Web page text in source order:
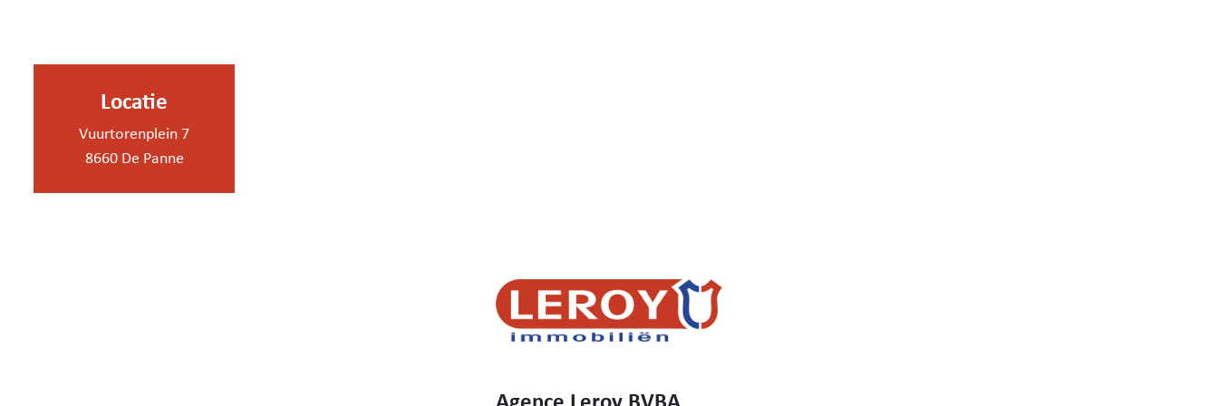
Locatie
Vuurtorenplein 7
8660 De Panne